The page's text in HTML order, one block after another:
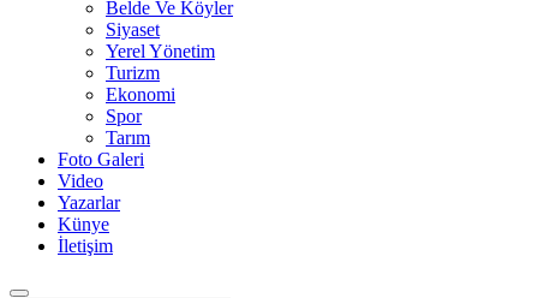
Belde Ve Köyler
Siyaset
Yerel Yönetim
Turizm
Ekonomi
Spor
Tarım
Foto Galeri
Video
Yazarlar
Künye
İletişim